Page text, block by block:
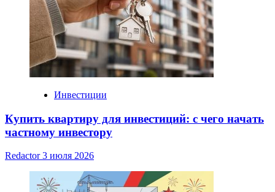
Инвестиции
Купить квартиру для инвестиций: с чего начать
частному инвестору
Redactor3 июля 2026